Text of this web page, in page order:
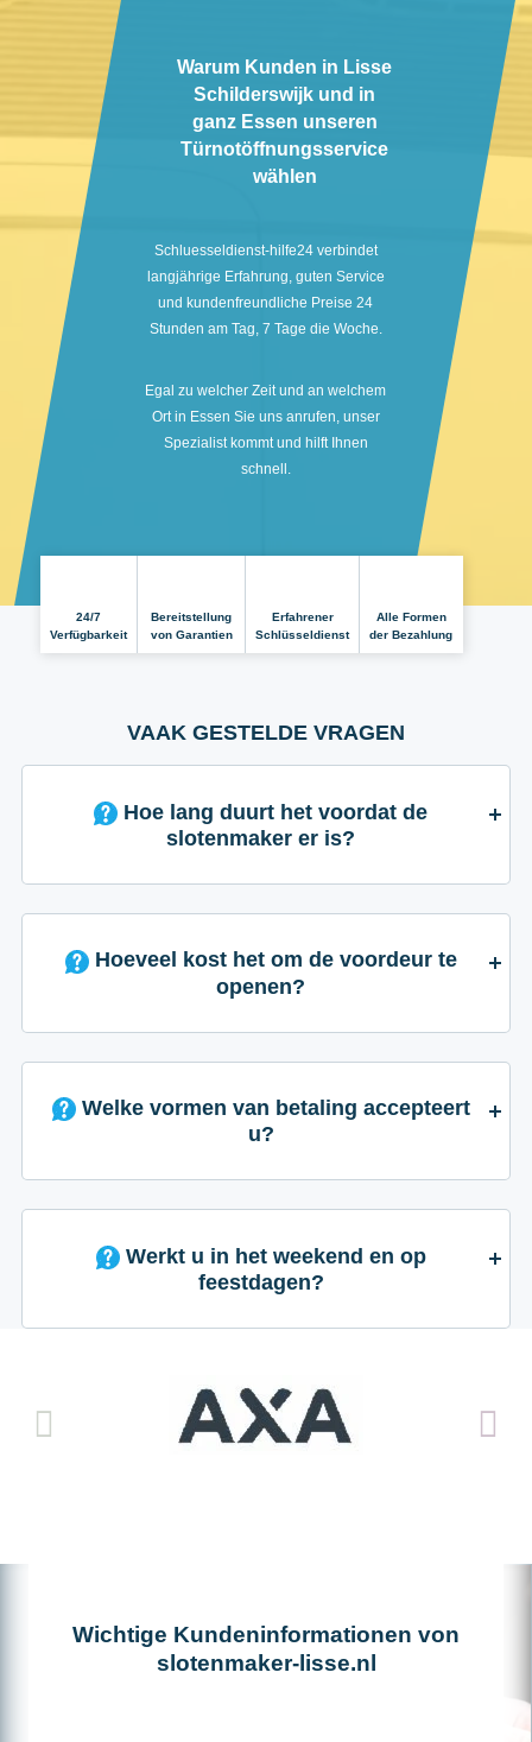
Warum Kunden in Lisse
Schilderswijk und in
ganz Essen unseren
Türnotöffnungsservice
wählen
Schluesseldienst-hilfe24 verbindet
langjährige Erfahrung, guten Service
und kundenfreundliche Preise 24
Stunden am Tag, 7 Tage die Woche.
Egal zu welcher Zeit und an welchem
Ort in Essen Sie uns anrufen, unser
Spezialist kommt und hilft Ihnen
schnell.
24/7
Verfügbarkeit
Bereitstellung
von Garantien
Erfahrener
Schlüsseldienst
Alle Formen
der Bezahlung
VAAK GESTELDE VRAGEN
slotenmaker er is?
Hoeveel kost het om de voordeur te
openen?
Welke vormen van betaling accepteert
u?
Werkt u in het weekend en op
feestdagen?
Wichtige Kundeninformationen von
slotenmaker-lisse.nl